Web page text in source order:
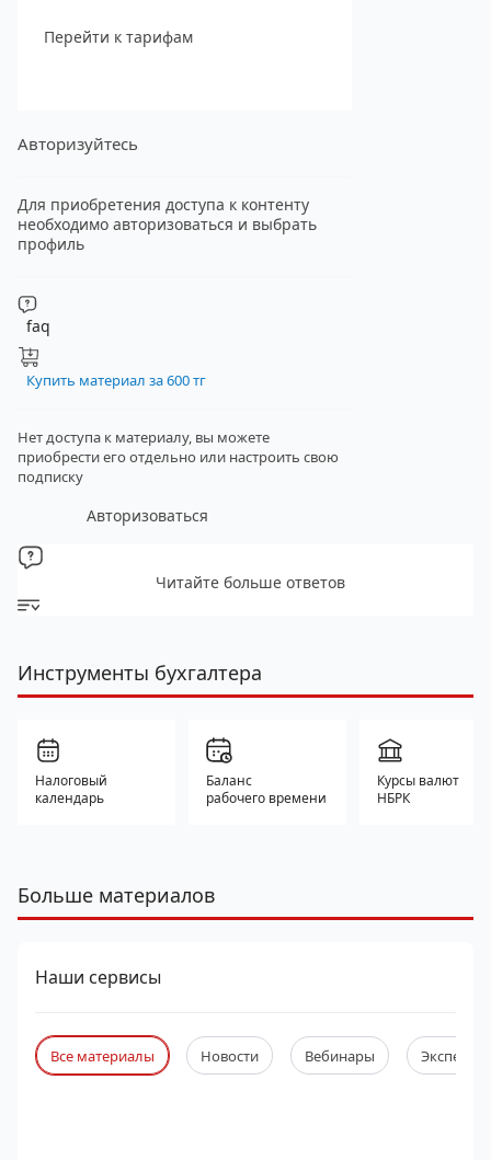
Перейти к тарифам
Авторизуйтесь
Для приобретения доступа к контенту
необходимо авторизоваться и выбрать
профиль
faq
Купить материал за 600 тг
Нет доступа к материалу, вы можете
приобрести его отдельно или настроить свою
подписку
Авторизоваться
Читайте больше ответов
Инструменты бухгалтера
Налоговый
календарь
Баланс
рабочего времени
Курсы валют
НБРК
Больше материалов
Наши сервисы
Все материалы Новости Вебинары